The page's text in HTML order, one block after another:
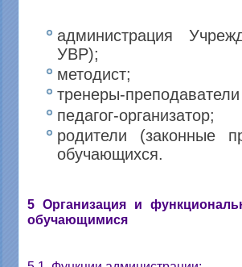
администрация
УВР);
методист;
тренеры-
педагог-организатор;
родители (законные
обучающихся.
5 Организация и
обучающимися